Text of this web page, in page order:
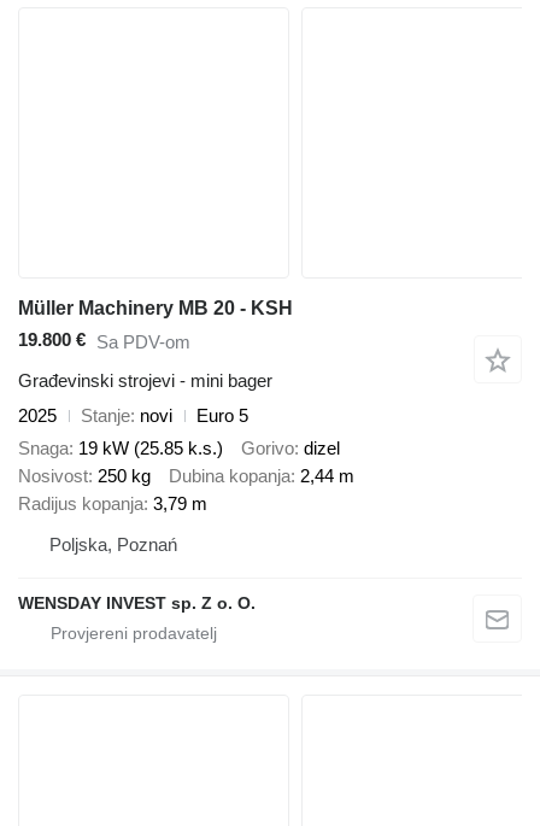
Müller Machinery MB 20 - KSH
19.800 € Sa PDV-om
Građevinski strojevi - mini bager
2025
Stanje novi
Euro 5
Snaga 19 kW (25.85 k.s.) Gorivo dizel
Nosivost 250 kg Dubina kopanja 2,44 m
Radijus kopanja 3,79 m
Poljska, Poznań
WENSDAY INVEST sp. Z o. O.